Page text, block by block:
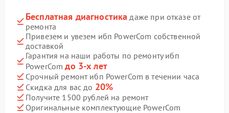
Бесплатная диагностика даже при отказе от
ремонта
Привезем и увезем ибп PowerCom собственной
доставкой
Гарантия на наши работы по ремонту ибп
PowerComдо 3-х лет
Срочный ремонт ибп PowerCom в течении часа
Скидка для вас до 20%
Получите 1500 рублей на ремонт
Оригинальные комплектующие PowerCom